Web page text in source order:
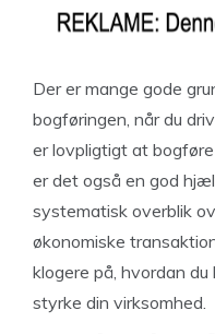
Der er mange gode
bogføringen, når du
er lovpligtigt at
er det også en god
systematisk overblik
økonomiske
klogere på, hvordan
styrke din virksomhed.